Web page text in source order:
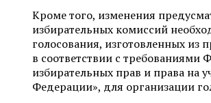
Кроме того, изменения
избирательных комиссий
голосования, изготовленных из
в соответствии с требованиями
избирательных прав и права на
Федерации», для организации